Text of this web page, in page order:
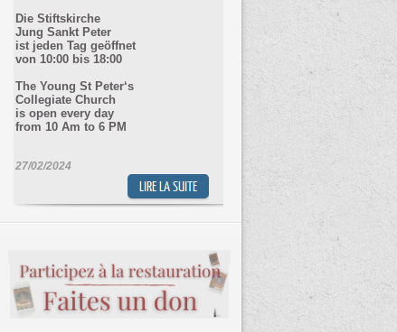
Die Stiftskirche
Jung Sankt Peter
ist jeden Tag geöffnet
von 10:00 bis 18:00
The Young St Peter‘s
Collegiate Church
is open every day
from 10 Am to 6 PM
27/02/2024